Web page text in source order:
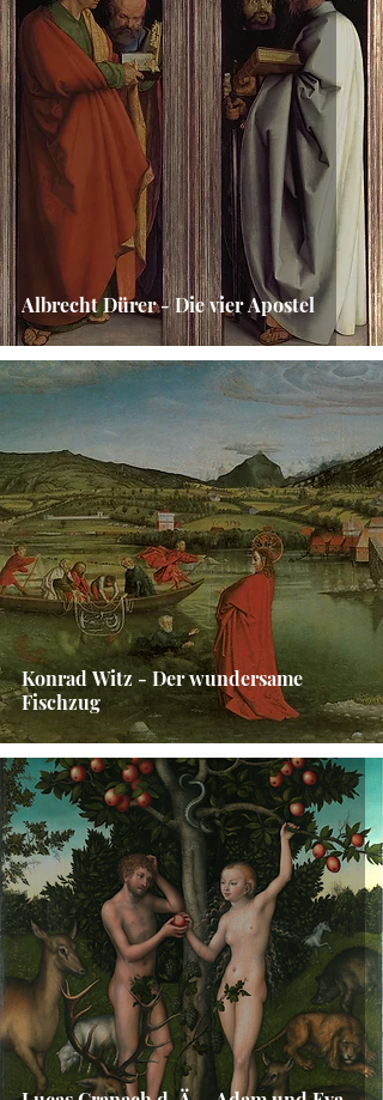
Albrecht Dürer - Die vier Apostel
Konrad Witz - Der wundersame
Fischzug